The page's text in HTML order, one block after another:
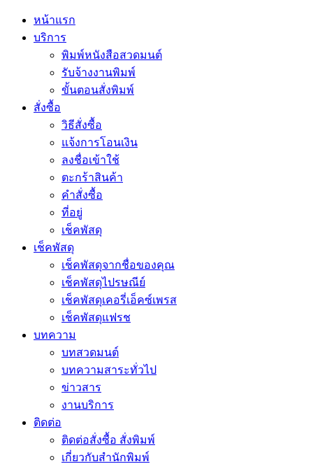
หน้าแรก
บริการ
พิมพ์หนังสือสวดมนต์
รับจ้างงานพิมพ์
ขั้นตอนสั่งพิมพ์
สั่งซื้อ
วิธีสั่งซื้อ
แจ้งการโอนเงิน
ลงชื่อเข้าใช้
ตะกร้าสินค้า
คำสั่งซื้อ
ที่อยู่
เช็คพัสดุ
เช็คพัสดุ
เช็คพัสดุจากชื่อของคุณ
เช็คพัสดุไปรษณีย์
เช็คพัสดุเคอรี่เอ็คซ์เพรส
เช็คพัสดุแฟรช
บทความ
บทสวดมนต์
บทความสาระทั่วไป
ข่าวสาร
งานบริการ
ติดต่อ
ติดต่อสั่งซื้อ สั่งพิมพ์
เกี่ยวกับสำนักพิมพ์